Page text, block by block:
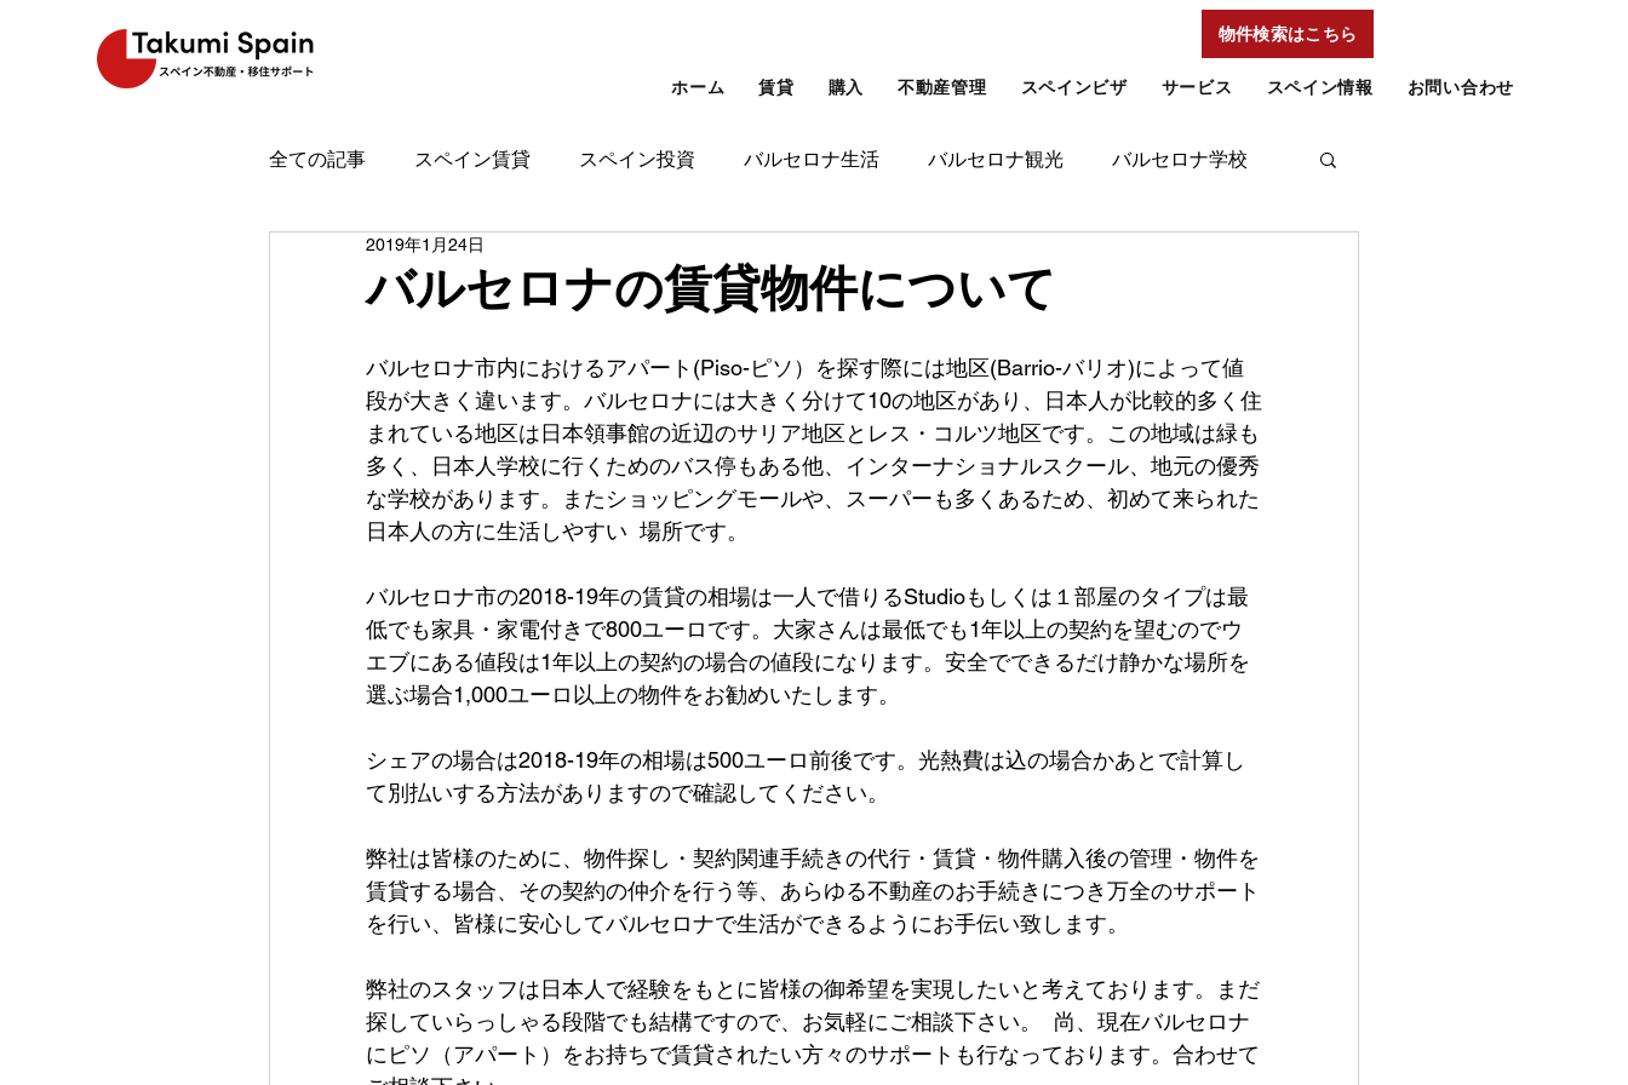
物件検索はこちら
ホーム 賃貸 購入 不動産管理 スペインビザ サービス スペイン情報 お問い合わせ
全ての記事 スペイン賃貸 スペイン投資 バルセロナ生活 バルセロナ観光 バルセロナ学校
スペイン魅力 その他
バルセロナの賃貸物件について
2019年1月24日
バルセロナ市内におけるアパート(Piso-ピソ）を探す際には地区(Barrio-バリオ)によって値
段が大きく違います。バルセロナには大きく分けて10の地区があり、日本人が比較的多く住
まれている地区は日本領事館の近辺のサリア地区とレス・コルツ地区です。この地域は緑も
多く、日本人学校に行くためのバス停もある他、インターナショナルスクール、地元の優秀
な学校があります。またショッピングモールや、スーパーも多くあるため、初めて来られた
日本人の方に生活しやすい  場所です。
バルセロナ市の2018-19年の賃貸の相場は一人で借りるStudioもしくは１部屋のタイプは最
低でも家具・家電付きで800ユーロです。大家さんは最低でも1年以上の契約を望むのでウ
エブにある値段は1年以上の契約の場合の値段になります。安全でできるだけ静かな場所を
選ぶ場合1,000ユーロ以上の物件をお勧めいたします。
シェアの場合は2018-19年の相場は500ユーロ前後です。光熱費は込の場合かあとで計算し
て別払いする方法がありますので確認してください。
弊社は皆様のために、物件探し・契約関連手続きの代行・賃貸・物件購入後の管理・物件を
賃貸する場合、その契約の仲介を行う等、あらゆる不動産のお手続きにつき万全のサポート
を行い、皆様に安心してバルセロナで生活ができるようにお手伝い致します。
弊社のスタッフは日本人で経験をもとに皆様の御希望を実現したいと考えております。まだ
探していらっしゃる段階でも結構ですので、お気軽にご相談下さい。  尚、現在バルセロナ
にピソ（アパート）をお持ちで賃貸されたい方々のサポートも行なっております。合わせて